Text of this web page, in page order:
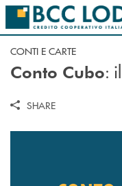
Salta al contenuto principale
CONTI E CARTE
Conto Cubo:
SHARE